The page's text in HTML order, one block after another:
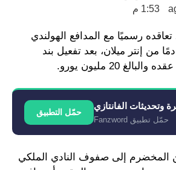
1:53 م
تعاقده رسميًا مع المدافع الهولندي
من إنتر ميلان، بعد تفعيل بند
20 مليون يورو.
وتحديثات الفانتازي
حمّل تطبيق Fanzword
حمّل التطبيق
المخضرم إلى صفوف النادي الملكي